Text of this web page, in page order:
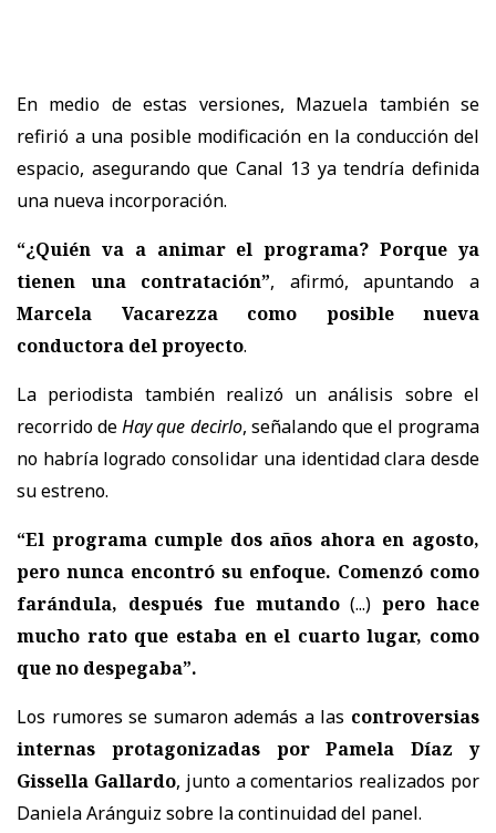
En medio de estas versiones, Mazuela también se
refirió a una posible modificación en la conducción del
espacio, asegurando que Canal 13 ya tendría definida
una nueva incorporación.
“¿Quién va a animar el programa? Porque ya
tienen una contratación”, afirmó, apuntando a
Marcela Vacarezza como posible nueva
conductora del proyecto.
La periodista también realizó un análisis sobre el
recorrido deHay que decirlo, señalando que el programa
no habría logrado consolidar una identidad clara desde
su estreno.
“El programa cumple dos años ahora en agosto,
pero nunca encontró su enfoque. Comenzó como
farándula, después fue mutando(...)pero hace
mucho rato que estaba en el cuarto lugar, como
que no despegaba”.
Los rumores se sumaron además a las controversias
internas protagonizadas por Pamela Díaz y
Gissella Gallardo, junto a comentarios realizados por
Daniela Aránguiz sobre la continuidad del panel.